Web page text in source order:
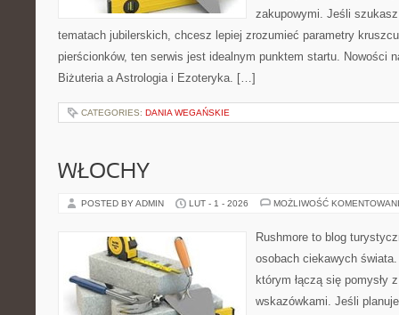
zakupowymi. Jeśli
tematach jubilerskich, chcesz lepiej zrozumieć parametry
pierścionków, ten serwis jest idealnym punktem startu. Nowości
Biżuteria a Astrologia i Ezoteryka. […]
CATEGORIES: DANIA WEGAŃSKIE
WŁOCHY
POSTED BY ADMIN LUT - 1 - 2026 MOŻLIWOŚĆ
Rushmore to blog
osobach ciekawych
którym łączą się pomysły
wskazówkami. Jeśli